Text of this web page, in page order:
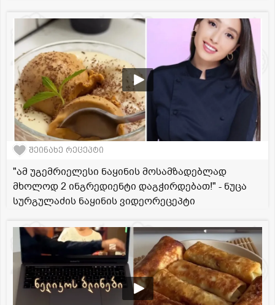
შეინახე რეცეპტი
"ამ უგემრიელესი ნაყინის მოსამზადებლად
მხოლოდ 2 ინგრედიენტი დაგჭირდებათ!" - ნუცა
სურგულაძის ნაყინის ვიდეორეცეპტი